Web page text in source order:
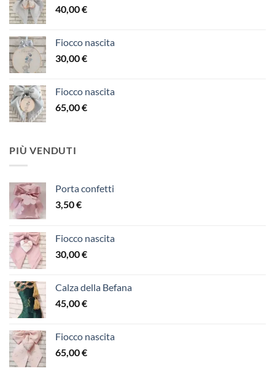
40,00€
Fiocco nascita
30,00€
Fiocco nascita
65,00€
PIÙ VENDUTI
Porta confetti
3,50€
Fiocco nascita
30,00€
Calza della Befana
45,00€
Fiocco nascita
65,00€